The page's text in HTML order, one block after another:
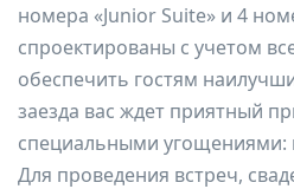
номера «Junior Suite» и 4
спроектированы с учетом
обеспечить гостям
заезда вас ждет приятный
специальными угощениями:
Для проведения встреч,